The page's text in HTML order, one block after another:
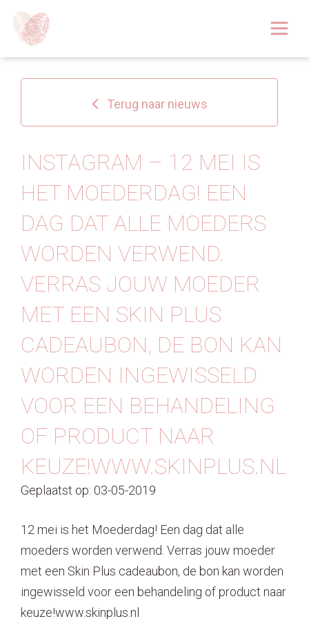
Over
Huidoplossingen
Behandelingen
Tarieven 2026
Blog
Webshop
Contact
Terug naar nieuws
INSTAGRAM – 12 MEI IS
HET MOEDERDAG! EEN
DAG DAT ALLE MOEDERS
WORDEN VERWEND.
VERRAS JOUW MOEDER
MET EEN SKIN PLUS
CADEAUBON, DE BON KAN
WORDEN INGEWISSELD
VOOR EEN BEHANDELING
OF PRODUCT NAAR
KEUZE!WWW.SKINPLUS.NL
Geplaatst op: 03-05-2019
12 mei is het Moederdag! Een dag dat alle
moeders worden verwend. Verras jouw moeder
met een Skin Plus cadeaubon, de bon kan worden
ingewisseld voor een behandeling of product naar
keuze!www.skinplus.nl